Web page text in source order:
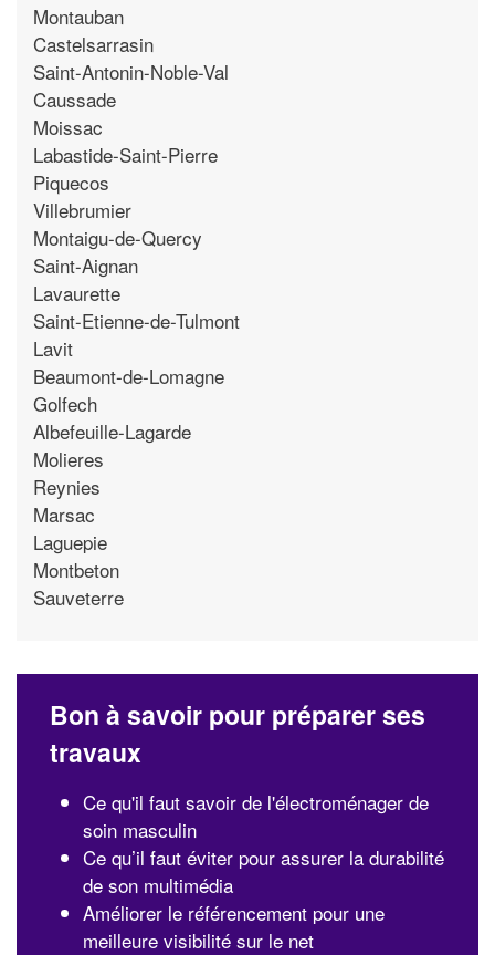
Montauban
Castelsarrasin
Saint-Antonin-Noble-Val
Caussade
Moissac
Labastide-Saint-Pierre
Piquecos
Villebrumier
Montaigu-de-Quercy
Saint-Aignan
Lavaurette
Saint-Etienne-de-Tulmont
Lavit
Beaumont-de-Lomagne
Golfech
Albefeuille-Lagarde
Molieres
Reynies
Marsac
Laguepie
Montbeton
Sauveterre
Bon à savoir pour préparer ses
travaux
Ce qu'il faut savoir de l'électroménager de
soin masculin
Ce qu’il faut éviter pour assurer la durabilité
de son multimédia
Améliorer le référencement pour une
meilleure visibilité sur le net